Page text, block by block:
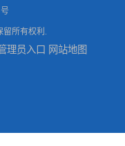
留所有权利.
理员入口 网站地图